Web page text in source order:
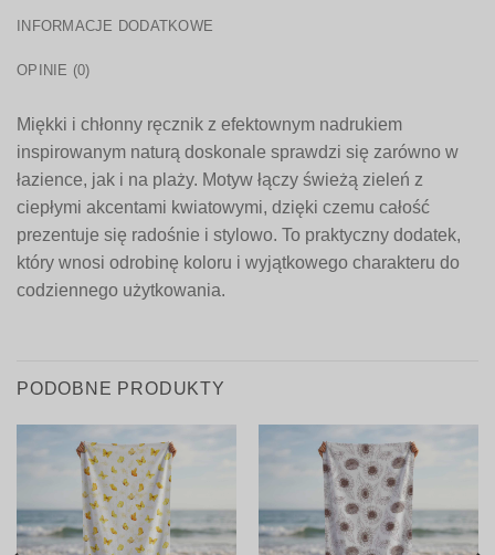
INFORMACJE DODATKOWE
OPINIE (0)
Miękki i chłonny ręcznik z efektownym nadrukiem
inspirowanym naturą doskonale sprawdzi się zarówno w
łazience, jak i na plaży. Motyw łączy świeżą zieleń z
ciepłymi akcentami kwiatowymi, dzięki czemu całość
prezentuje się radośnie i stylowo. To praktyczny dodatek,
który wnosi odrobinę koloru i wyjątkowego charakteru do
codziennego użytkowania.
PODOBNE PRODUKTY